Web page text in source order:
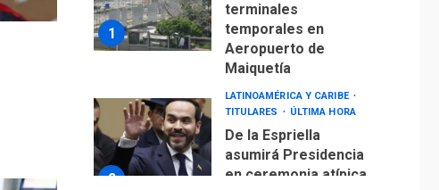
1
terminales
temporales en
Aeropuerto de
Maiquetía
2
LATINOAMÉRICA Y CARIBE
TITULARES
ÚLTIMA HORA
De la Espriella
asumirá Presidencia
en ceremonia atípica